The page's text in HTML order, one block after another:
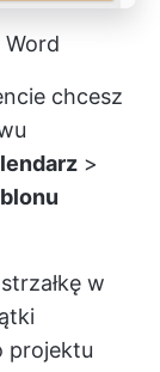
chcesz
>
w
projektu